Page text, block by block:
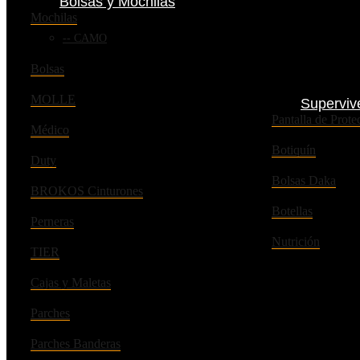
Mochilas
CAMO
Bolsas
MOLLE
Médico
Duty
BROKOS Cinturones
Perneras
TIER
Cajas y Maletas
Parches
Parches Banderas
Pantalla de
Botiquín
Bolsas Daka
Botellas
Nutrición